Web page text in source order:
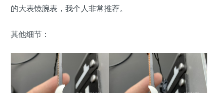
的大表镜腕表，我个人非常推荐。
其他细节：